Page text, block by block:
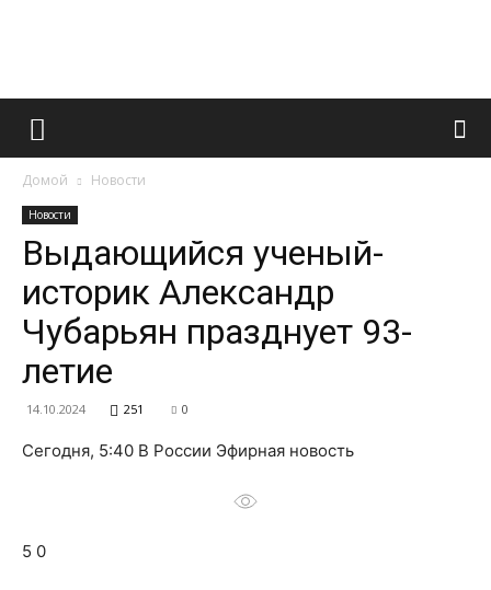
Французский
и
о
Домой Новости
Новости
Выдающийся ученый-
историк Александр
Чубарьян празднует 93-
летие
14.10.2024 251 0
Сегодня, 5:40 В России Эфирная новость
5 0